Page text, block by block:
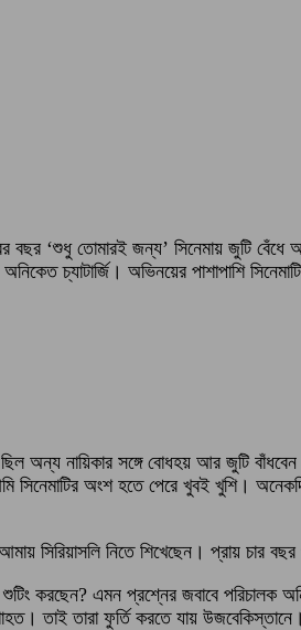
বছর ‘শুধু তোমারই জন্য’ সিনেমায় জুটি
চ্যাটার্জি। অভিনয়ের পাশাপাশি
অন্য নায়িকার সঙ্গে বোধহয় আর জুটি
সিনেমাটির অংশ হতে পেরে খুবই খুশি।
সিরিয়াসলি নিতে শিখেছেন। প্রায় চার
করছেন? এমন প্রশ্নের জবাবে পরিচালক
তাই তারা ফুর্তি করতে যায়